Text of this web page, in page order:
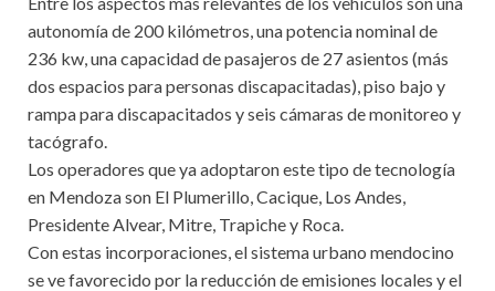
autonomía de 200 kilómetros, una potencia nominal de
236 kw, una capacidad de pasajeros de 27 asientos (más
dos espacios para personas discapacitadas), piso bajo y
rampa para discapacitados y seis cámaras de monitoreo y
tacógrafo.
Los operadores que ya adoptaron este tipo de tecnología
en Mendoza son El Plumerillo, Cacique, Los Andes,
Presidente Alvear, Mitre, Trapiche y Roca.
Con estas incorporaciones, el sistema urbano mendocino
se ve favorecido por la reducción de emisiones locales y el